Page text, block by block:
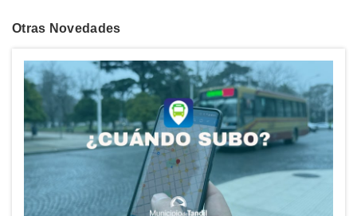
Otras Novedades